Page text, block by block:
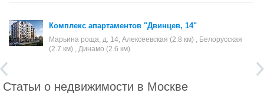
Комплекс апартаментов "Двинцев, 14"
Марьина роща, д. 14, Алексеевская (2.8 км) , Белорусская
(2.7 км) , Динамо (2.6 км)
Статьи о недвижимости в Москве